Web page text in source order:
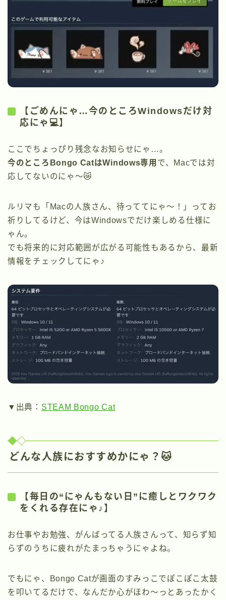
【ごめんにゃ…今のところWindowsだけ対
応にゃ💻】
ここでちょっぴり残念なお知らせにゃ…。
今のところBongo CatはWindows専用 で、Macでは対
応してないのにゃ〜😿
ルリマも「Macの人族さん、待っててにゃ〜！」ってお
祈りしてるけど、今はWindowsでだけ楽しめる仕様に
ゃん。
でも将来的に対応範囲が広がる可能性もあるから、最新
情報をチェックしてにゃ♪
▼出典： STEAM Bongo Cat
どんな人族におすすめかにゃ？🐱
【毎日の“にゃんもない日”に癒しとワクワク
をくれる存在にゃ♪】
お仕事やお勉強、がんばってる人族さんって、知らず知
らずのうちに疲れがたまっちゃうにゃよね。
でもにゃ、Bongo Catが画面のすみっこでぽこぽこ太鼓
を叩いてるだけで、なんだか心がほわ〜っとあったかく